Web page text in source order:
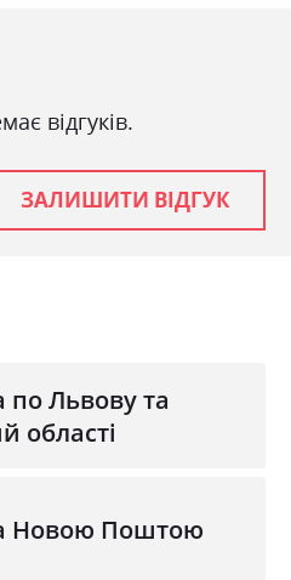
відгуків.
ЗАЛИШИТИ ВІДГУК
по Львову та
області
Новою Поштою